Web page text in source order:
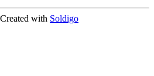
with Soldigo